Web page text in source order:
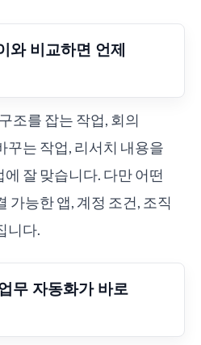
와 비교하면 언제
조를 잡는 작업, 회의
꾸는 작업, 리서치 내용을
잘 맞습니다. 다만 어떤
가능한 앱, 계정 조건, 조직
니다.
무 자동화가 바로